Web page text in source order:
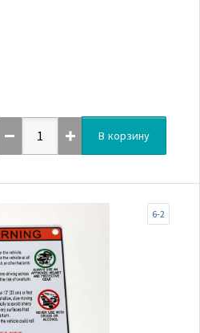
В корзину
6-2